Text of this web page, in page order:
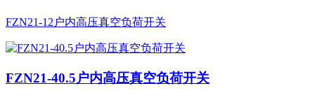
FZN21-12户内高压真空负荷开关
FZN21-40.5户内高压真空负荷开关